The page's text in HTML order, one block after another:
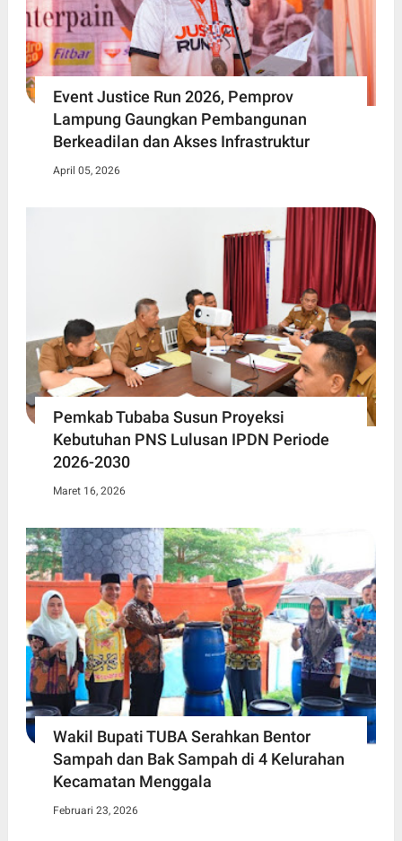
Event Justice Run 2026, Pemprov
Lampung Gaungkan Pembangunan
Berkeadilan dan Akses Infrastruktur
April 05, 2026
Pemkab Tubaba Susun Proyeksi
Kebutuhan PNS Lulusan IPDN Periode
2026-2030
Maret 16, 2026
Wakil Bupati TUBA Serahkan Bentor
Sampah dan Bak Sampah di 4 Kelurahan
Kecamatan Menggala
Februari 23, 2026